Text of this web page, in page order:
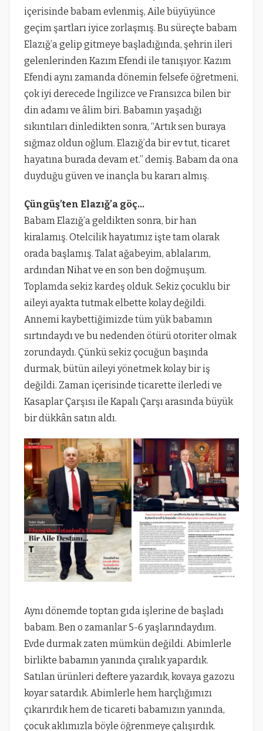
içerisinde babam evlenmiş, Aile büyüyünce
geçim şartları iyice zorlaşmış. Bu süreçte babam
Elazığ’a gelip gitmeye başladığında, şehrin ileri
gelenlerinden Kazım Efendi ile tanışıyor. Kazım
Efendi aynı zamanda dönemin felsefe öğretmeni,
çok iyi derecede İngilizce ve Fransızca bilen bir
din adamı ve âlim biri. Babamın yaşadığı
sıkıntıları dinledikten sonra, “Artık sen buraya
sığmaz oldun oğlum. Elazığ’da bir ev tut, ticaret
hayatına burada devam et.” demiş. Babam da ona
duyduğu güven ve inançla bu kararı almış.
Çüngüş’ten Elazığ’a göç…
Babam Elazığ’a geldikten sonra, bir han
kiralamış. Otelcilik hayatımız işte tam olarak
orada başlamış. Talat ağabeyim, ablalarım,
ardından Nihat ve en son ben doğmuşum.
Toplamda sekiz kardeş olduk. Sekiz çocuklu bir
aileyi ayakta tutmak elbette kolay değildi.
Annemi kaybettiğimizde tüm yük babamın
sırtındaydı ve bu nedenden ötürü otoriter olmak
zorundaydı. Çünkü sekiz çocuğun başında
durmak, bütün aileyi yönetmek kolay bir iş
değildi. Zaman içerisinde ticarette ilerledi ve
Kasaplar Çarşısı ile Kapalı Çarşı arasında büyük
bir dükkân satın aldı.
Aynı dönemde toptan gıda işlerine de başladı
babam. Ben o zamanlar 5-6 yaşlarındaydım.
Evde durmak zaten mümkün değildi. Abimlerle
birlikte babamın yanında çıralık yapardık.
Satılan ürünleri deftere yazardık, kovaya gazozu
koyar satardık. Abimlerle hem harçlığımızı
çıkarırdık hem de ticareti babamızın yanında,
çocuk aklımızla böyle öğrenmeye çalışırdık.